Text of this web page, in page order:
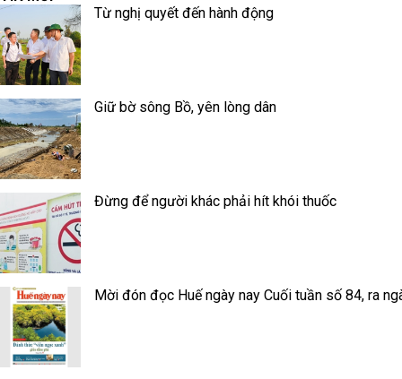
Từ nghị quyết đến hành động
Giữ bờ sông Bồ, yên lòng dân
Đừng để người khác phải hít khói thuốc
Mời đón đọc Huế ngày nay Cuối tuần số 84, ra